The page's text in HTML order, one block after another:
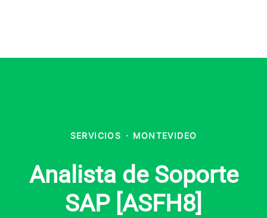
SERVICIOS · MONTEVIDEO
Analista de Soporte
SAP [ASFH8]